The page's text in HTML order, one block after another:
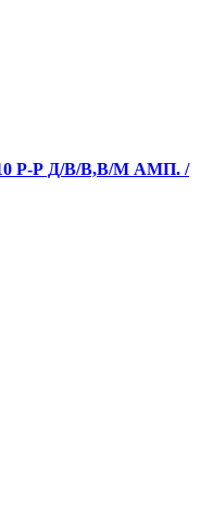
Р-Р Д/В/В,В/М АМП. /